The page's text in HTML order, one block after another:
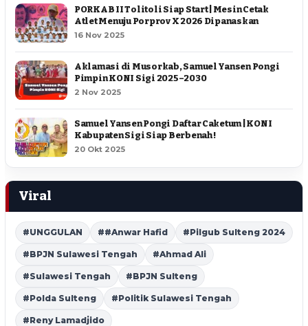
PORKAB II Tolitoli Siap Start | Mesin Cetak
Atlet Menuju Porprov X 2026 Dipanaskan
16 Nov 2025
Aklamasi di Musorkab, Samuel Yansen Pongi
Pimpin KONI Sigi 2025–2030
2 Nov 2025
Samuel Yansen Pongi Daftar Caketum | KONI
Kabupaten Sigi Siap Berbenah !
20 Okt 2025
Viral
#UNGGULAN ##Anwar Hafid #Pilgub Sulteng 2024
#BPJN Sulawesi Tengah #Ahmad Ali
#Sulawesi Tengah #BPJN Sulteng
#Polda Sulteng #Politik Sulawesi Tengah
#Reny Lamadjido